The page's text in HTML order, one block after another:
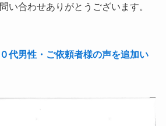
い合わせありがとうございます。
代男性・ご依頼者様の声を追加い